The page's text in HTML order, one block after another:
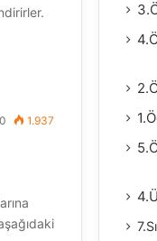
0 1.937